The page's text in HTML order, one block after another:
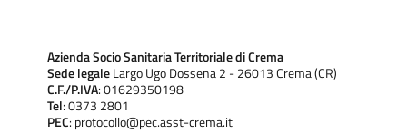
Azienda Socio Sanitaria Territoriale di Crema
Sede legaleLargo Ugo Dossena 2 - 26013 Crema (CR)
C.F./P.IVA: 01629350198
Tel: 0373 2801
PEC: protocollo@pec.asst-crema.it